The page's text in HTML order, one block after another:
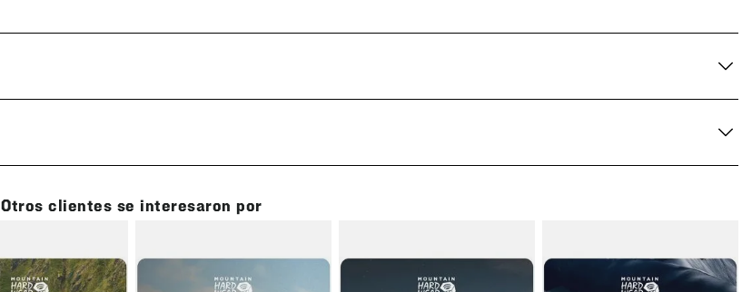
Otros clientes se interesaron por